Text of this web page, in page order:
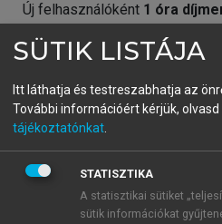
Új felhasználóként 1 óra
fiókoddal,vagy
A regisztráció után a
BELÉPÉS SAJÁT
SÜTIK LISTÁJA
Itt láthatja és testreszabhatja az
További információért kérjük, olvasd
tájékoztatónkat
STATISZTIKA
A statisztikai sütiket
sütik információkat